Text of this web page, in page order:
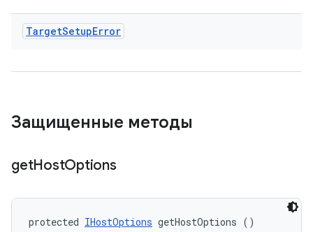
TargetSetupError
Защищенные методы
getHostOptions
protected IHostOptions getHostOptions ()